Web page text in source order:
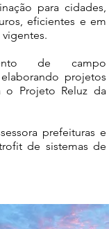
para cidades,
eficientes e em
de campo
projetos
o Projeto Reluz da
prefeituras e
de sistemas de